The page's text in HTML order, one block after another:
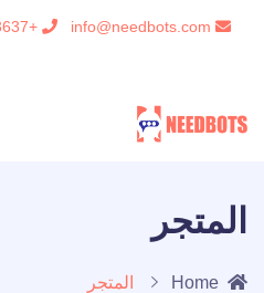
+201275363637
المتجر
Home المتجر